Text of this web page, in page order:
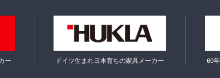
ー ドイツ生まれ日本育ちの家具メーカー 60